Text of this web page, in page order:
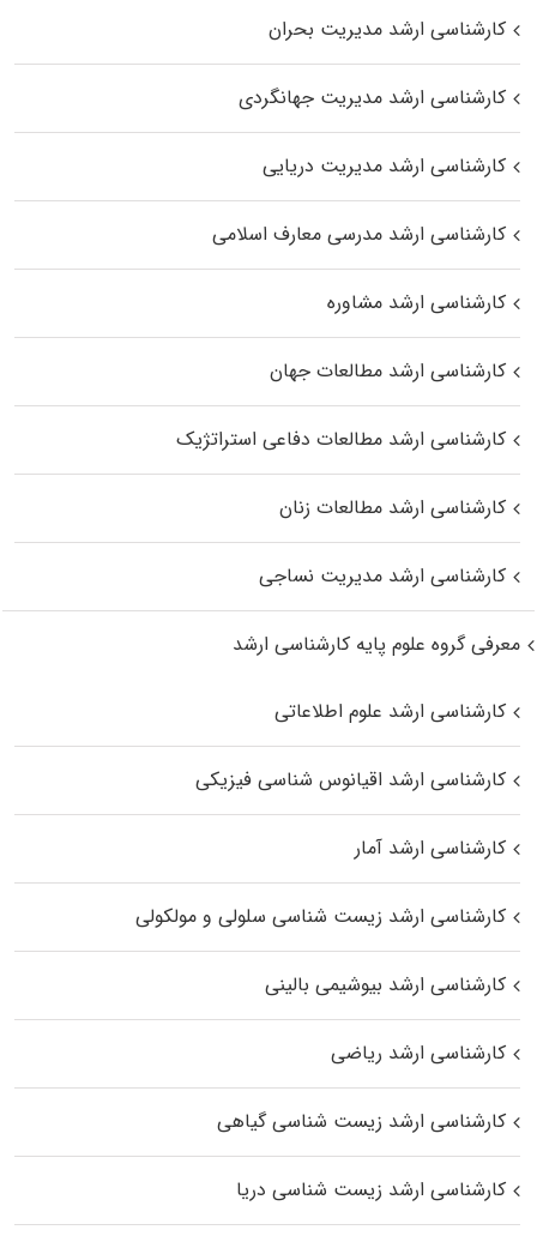
کارشناسی ارشد مدیریت بحران
کارشناسی ارشد مدیریت جهانگردی
کارشناسی ارشد مدیریت دریایی
کارشناسی ارشد مدرسی معارف اسلامی
کارشناسی ارشد مشاوره
کارشناسی ارشد مطالعات جهان
کارشناسی ارشد مطالعات دفاعی استراتژیک
کارشناسی ارشد مطالعات زنان
کارشناسی ارشد مدیریت نساجی
معرفی گروه علوم پایه کارشناسی ارشد
کارشناسی ارشد علوم اطلاعاتی
کارشناسی ارشد اقیانوس‌ شناسی فیزیکی
کارشناسی ارشد آمار
کارشناسی ارشد زیست شناسی سلولی و مولکولی
کارشناسی ارشد بیوشیمی بالینی
کارشناسی ارشد ریاضی
کارشناسی ارشد زیست‌ شناسی گیاهی
کارشناسی ارشد زیست‌ شناسی دریا